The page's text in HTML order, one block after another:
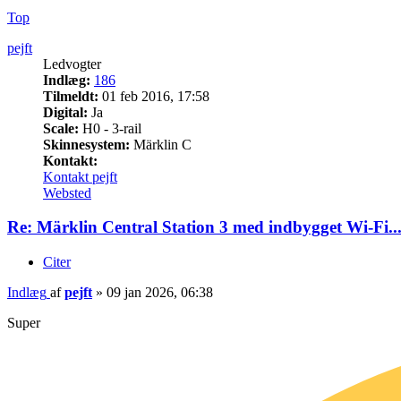
Top
pejft
Ledvogter
Indlæg: 186
Tilmeldt: 01 feb 2016, 17:58
Digital: Ja
Scale: H0 - 3-rail
Skinnesystem: Märklin C
Kontakt:
Kontakt pejft
Websted
Re: Märklin Central Station 3 med indbygget Wi-Fi...
Citer
Indlæg afpejft » 09 jan 2026, 06:38
Super